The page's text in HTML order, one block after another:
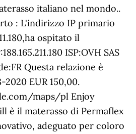
italiano nel mondo..
: L'indirizzo IP primario
ospitato il
ISP:OVH SAS
Questa relazione è
EUR 150,00.
maps/pl Enjoy
è il materasso di Permaflex
adeguato per coloro